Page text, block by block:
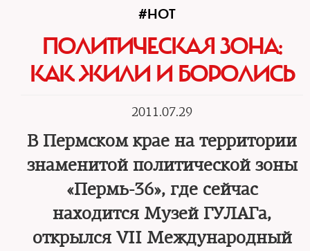
#HOT
ПОЛИТИЧЕСКАЯ ЗОНА:
КАК ЖИЛИ И БОРОЛИСЬ
2011.07.29
В Пермском крае на территории
знаменитой политической зоны
«Пермь-36», где сейчас
находится Музей ГУЛАГа,
открылся VII Международный